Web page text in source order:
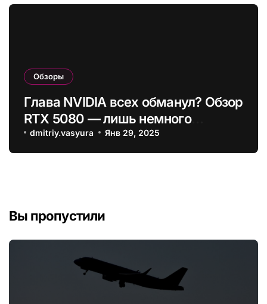
Обзоры
Глава NVIDIA всех обманул? Обзор
RTX 5080 — лишь немного
мощнее предшественника
dmitriy.vasyura Янв 29, 2025
Вы пропустили